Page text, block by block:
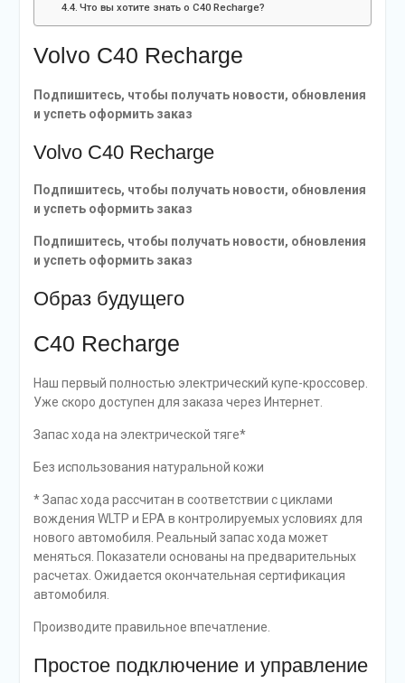
Что вы хотите знать о C40 Recharge?
Volvo C40 Recharge
Подпишитесь, чтобы получать новости, обновления
и успеть оформить заказ
Volvo C40 Recharge
Подпишитесь, чтобы получать новости, обновления
и успеть оформить заказ
Подпишитесь, чтобы получать новости, обновления
и успеть оформить заказ
Образ будущего
C40 Recharge
Наш первый полностью электрический купе-кроссовер.
Уже скоро доступен для заказа через Интернет.
Запас хода на электрической тяге*
Без использования натуральной кожи
* Запас хода рассчитан в соответствии с циклами
вождения WLTP и EPA в контролируемых условиях для
нового автомобиля. Реальный запас хода может
меняться. Показатели основаны на предварительных
расчетах. Ожидается окончательная сертификация
автомобиля.
Производите правильное впечатление.
Простое подключение и управление